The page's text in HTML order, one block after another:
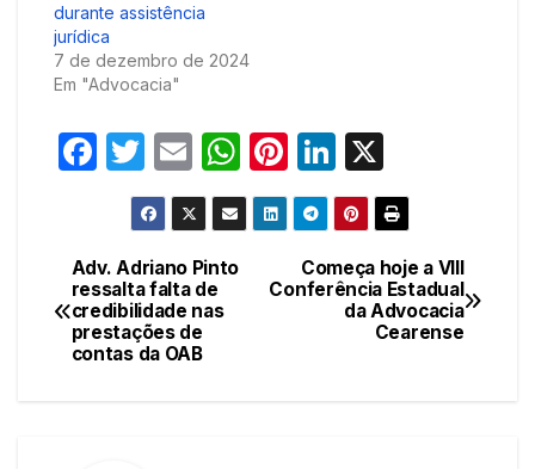
durante assistência
jurídica
7 de dezembro de 2024
Em "Advocacia"
F
e
b
o
T
w
itt
er
E
m
ail
W
h
at
Pi
nt
er
e
st
Li
n
k
e
dI
Navegação
de
Começa hoje a VIII
Conferência Estadual
da Advocacia
Cearense
Adv. Adriano Pinto
ressalta falta de
credibilidade nas
prestações de
contas da OAB